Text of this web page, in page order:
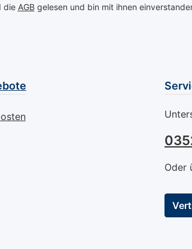
die AGBgelesen und bin mit ihnen
Oder